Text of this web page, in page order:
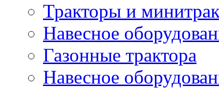
Тракторы и
Навесное
Газонные трактора
Навесное